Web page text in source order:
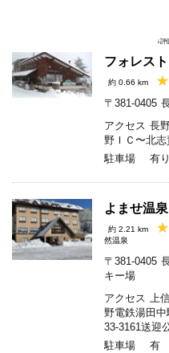
↓評
フォレス
約 0.66 km
〒381-0405
アクセス 長
野ＩＣ〜北
駐車場
有
よませ温
約 2.21 km
然温泉
〒381-0405
キー場
アクセス 上
野電鉄湯田
33-3161送迎
駐車場
有